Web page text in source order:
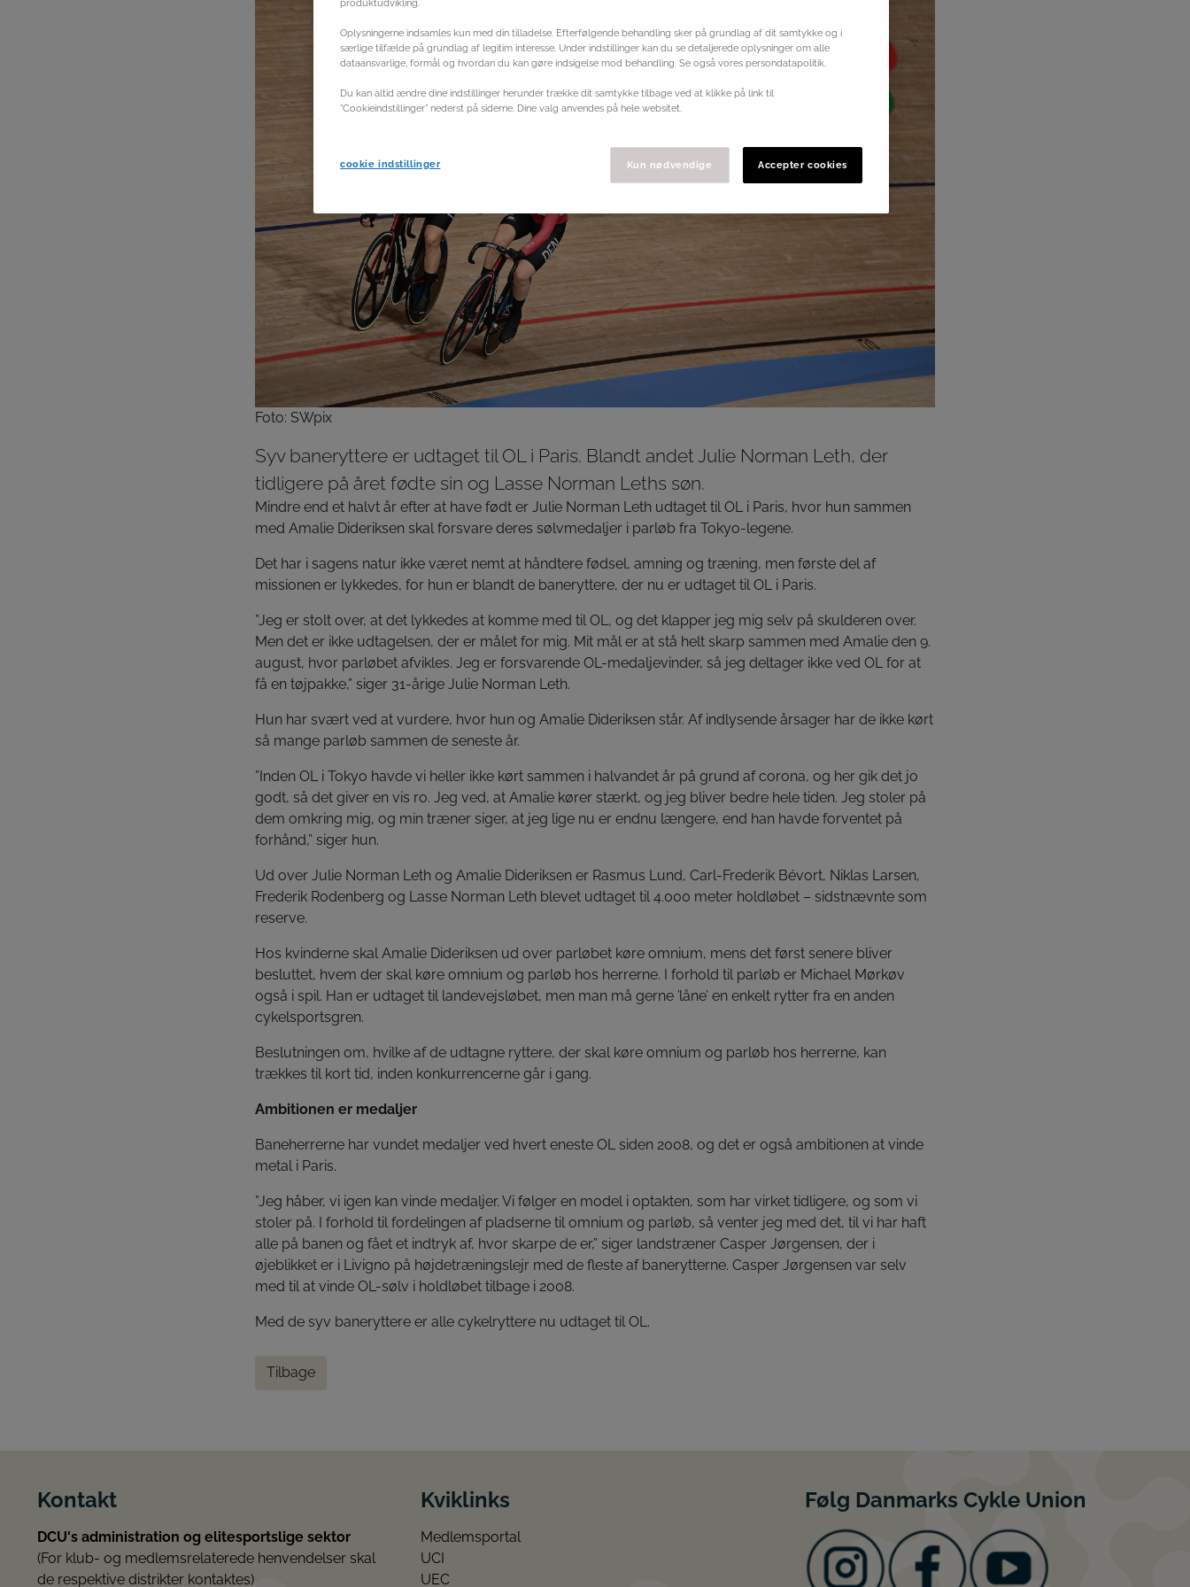
Foto: SWpix
Syv baneryttere er udtaget til OL i Paris. Blandt andet Julie Norman Leth, der
tidligere på året fødte sin og Lasse Norman Leths søn.
Mindre end et halvt år efter at have født er Julie Norman Leth udtaget til OL i Paris, hvor hun sammen
med Amalie Dideriksen skal forsvare deres sølvmedaljer i parløb fra Tokyo-legene.
Det har i sagens natur ikke været nemt at håndtere fødsel, amning og træning, men første del af
missionen er lykkedes, for hun er blandt de baneryttere, der nu er udtaget til OL i Paris.
”Jeg er stolt over, at det lykkedes at komme med til OL, og det klapper jeg mig selv på skulderen over.
Men det er ikke udtagelsen, der er målet for mig. Mit mål er at stå helt skarp sammen med Amalie den 9.
august, hvor parløbet afvikles. Jeg er forsvarende OL-medaljevinder, så jeg deltager ikke ved OL for at
få en tøjpakke,” siger 31-årige Julie Norman Leth.
Hun har svært ved at vurdere, hvor hun og Amalie Dideriksen står. Af indlysende årsager har de ikke kørt
så mange parløb sammen de seneste år.
”Inden OL i Tokyo havde vi heller ikke kørt sammen i halvandet år på grund af corona, og her gik det jo
godt, så det giver en vis ro. Jeg ved, at Amalie kører stærkt, og jeg bliver bedre hele tiden. Jeg stoler på
dem omkring mig, og min træner siger, at jeg lige nu er endnu længere, end han havde forventet på
forhånd,” siger hun.
Ud over Julie Norman Leth og Amalie Dideriksen er Rasmus Lund, Carl-Frederik Bévort, Niklas Larsen,
Frederik Rodenberg og Lasse Norman Leth blevet udtaget til 4.000 meter holdløbet – sidstnævnte som
reserve.
Hos kvinderne skal Amalie Dideriksen ud over parløbet køre omnium, mens det først senere bliver
besluttet, hvem der skal køre omnium og parløb hos herrerne. I forhold til parløb er Michael Mørkøv
også i spil. Han er udtaget til landevejsløbet, men man må gerne ’låne’ en enkelt rytter fra en anden
cykelsportsgren.
Beslutningen om, hvilke af de udtagne ryttere, der skal køre omnium og parløb hos herrerne, kan
trækkes til kort tid, inden konkurrencerne går i gang.
Ambitionen er medaljer
Baneherrerne har vundet medaljer ved hvert eneste OL siden 2008, og det er også ambitionen at vinde
metal i Paris.
”Jeg håber, vi igen kan vinde medaljer. Vi følger en model i optakten, som har virket tidligere, og som vi
stoler på. I forhold til fordelingen af pladserne til omnium og parløb, så venter jeg med det, til vi har haft
alle på banen og fået et indtryk af, hvor skarpe de er,” siger landstræner Casper Jørgensen, der i
øjeblikket er i Livigno på højdetræningslejr med de fleste af banerytterne. Casper Jørgensen var selv
med til at vinde OL-sølv i holdløbet tilbage i 2008.
Med de syv baneryttere er alle cykelryttere nu udtaget til OL.
Tilbage
Kontakt
DCU's administration og elitesportslige sektor
(For klub- og medlemsrelaterede henvendelser skal
de respektive distrikter kontaktes)
Kviklinks
Medlemsportal
UCI
UEC
Følg Danmarks Cykle Union
Oplysningerne indsamles kun med din tilladelse. Efterfølgende behandling sker på grundlag af dit samtykke og i
særlige tilfælde på grundlag af legitim interesse. Under indstillinger kan du se detaljerede oplysninger om alle
dataansvarlige, formål og hvordan du kan gøre indsigelse mod behandling. Se også vores persondatapolitik.
Du kan altid ændre dine indstillinger herunder trække dit samtykke tilbage ved at klikke på link til
”Cookieindstillinger” nederst på siderne. Dine valg anvendes på hele websitet.
Kun nødvendige Accepter cookies
cookie indstillinger